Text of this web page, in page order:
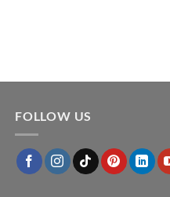
FOLLOW US